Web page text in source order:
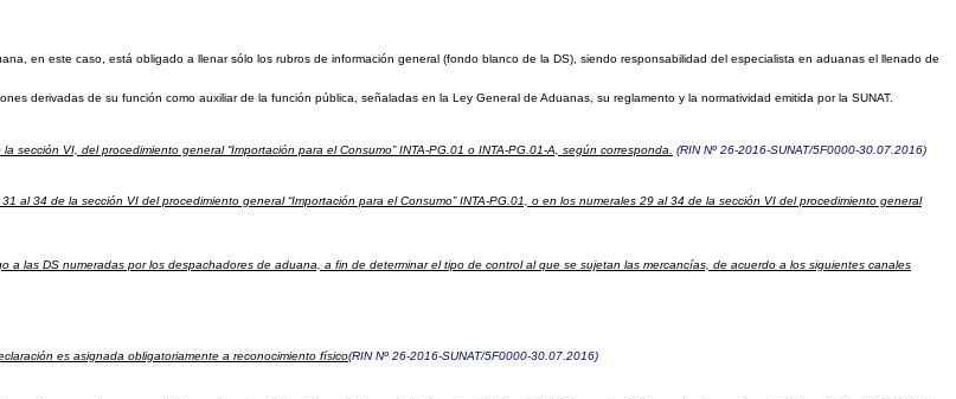
en este caso, está obligado a llenar sólo los rubros de información general (fondo blanco de la DS), siendo responsabilidad del especialista en aduanas el llenado de
derivadas de su función como auxiliar de la función pública, señaladas en la Ley General de Aduanas, su reglamento y la normatividad emitida por la SUNAT.
VI, del procedimiento general “Importación para el Consumo” INTA-PG.01 o INTA-PG.01-A, según corresponda.
(RIN Nº 26-2016-SUNAT/5F0000-30.07.2016)
al 34 de la sección VI del procedimiento general “Importación para el Consumo” INTA-PG.01, o en los numerales 29 al 34 de la sección VI del procedimiento general
las DS numeradas por los despachadores de aduana, a fin de determinar el tipo de control al que se sujetan las mercancías, de acuerdo a los siguientes canales
es asignada obligatoriamente a reconocimiento físico(RIN Nº 26-2016-SUNAT/5F0000-30.07.2016)